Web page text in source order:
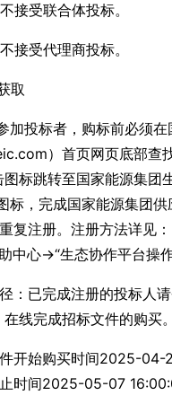
受联合体投标。
受代理商投标。
取
加投标者，购标前必须在
）首页网页底部查
图标跳转至国家能源集团
标，完成国家能源集团
复注册。注册方法详见
中心→“生态协作平台操作
：已完成注册的投标人请
线完成招标文件的购买。
开始购买时间2025-04-
时间2025-05-07